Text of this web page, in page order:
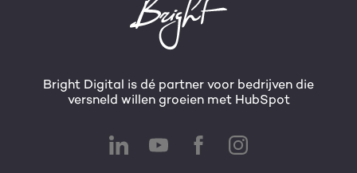
Bright Digital is dé partner voor bedrijven die
versneld willen groeien met HubSpot